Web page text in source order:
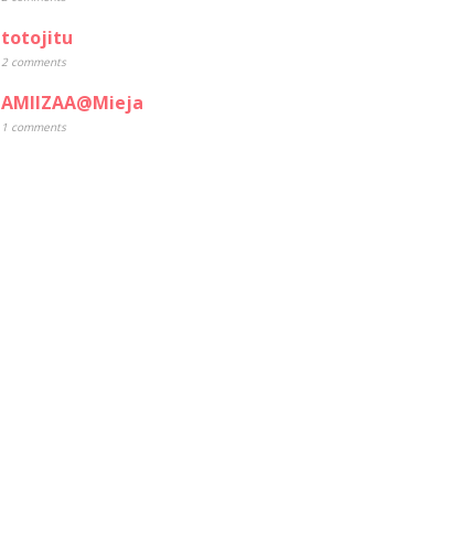
totojitu
2 comments
AMIIZAA@Mieja
1 comments